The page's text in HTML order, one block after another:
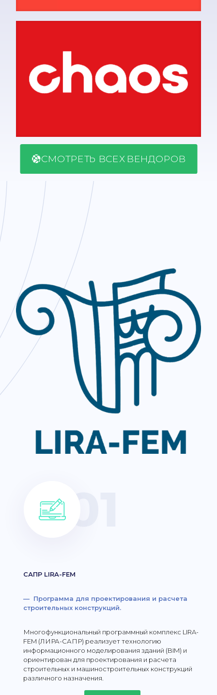
СМОТРЕТЬ ВСЕХ ВЕНДОРОВ
САПР LIRA-FEM
— Программа для проектирования и расчета
строительных конструкций.
Многофункциональный программный комплекс LIRA-
FEM (ЛИРА-САПР) реализует технологию
информационного моделирования зданий (BIM) и
ориентирован для проектирования и расчета
строительных и машиностроительных конструкций
различного назначения.